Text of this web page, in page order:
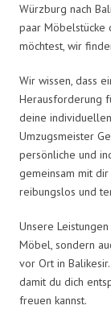
Würzburg nach
paar Möbelstücke
möchtest, wir
Wir wissen, dass
Herausforderung
deine
Umzugsmeister
persönliche und
gemeinsam mit
reibungslos und
Unsere
Möbel, sondern
vor Ort in
damit du dich
freuen kannst.